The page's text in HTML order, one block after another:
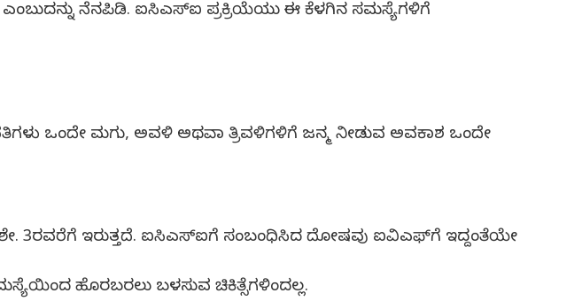
ಎಂಬುದನ್ನು ನೆನಪಿಡಿ. ಐಸಿಎಸ್‍ಐ ಪ್ರಕ್ರಿಯೆಯು ಈ ಕೆಳಗಿನ ಸಮಸ್ಯೆಗಳಿಗೆ
ಒಂದೇ ಮಗು, ಅವಳಿ ಅಥವಾ ತ್ರಿವಳಿಗಳಿಗೆ ಜನ್ಮ ನೀಡುವ ಅವಕಾಶ ಒಂದೇ
ಶೇ. 3ರವರೆಗೆ ಇರುತ್ತದೆ. ಐಸಿಎಸ್‍ಐಗೆ ಸಂಬಂಧಿಸಿದ ದೋಷವು ಐವಿಎಫ್‍ಗೆ ಇದ್ದಂತೆಯೇ
ಹೊರಬರಲು ಬಳಸುವ ಚಿಕಿತ್ಸೆಗಳಿಂದಲ್ಲ.